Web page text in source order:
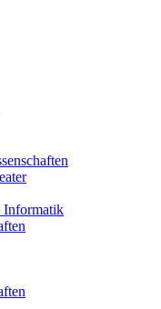
Informatik